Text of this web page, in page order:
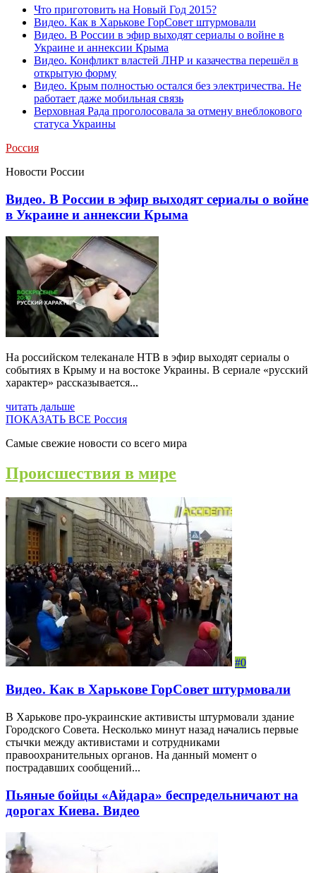
Что приготовить на Новый Год 2015?
Видео. Как в Харькове ГорСовет штурмовали
Видео. В России в эфир выходят сериалы о войне в
Украине и аннексии Крыма
Видео. Конфликт властей ЛНР и казачества перешёл в
открытую форму
Видео. Крым полностью остался без электричества. Не
работает даже мобильная связь
Верховная Рада проголосовала за отмену внеблокового
статуса Украины
Россия
Новости России
Видео. В России в эфир выходят сериалы о войне
в Украине и аннексии Крыма
На российском телеканале НТВ в эфир выходят сериалы о
событиях в Крыму и на востоке Украины. В сериале «русский
характер» рассказывается...
читать дальше
ПОКАЗАТЬ ВСЕ Россия
Самые свежие новости со всего мира
Происшествия в мире
#0
Видео. Как в Харькове ГорСовет штурмовали
В Харькове про-украинские активисты штурмовали здание
Городского Совета. Несколько минут назад начались первые
стычки между активистами и сотрудниками
правоохранительных органов. На данный момент о
пострадавших сообщений...
Пьяные бойцы «Айдара» беспредельничают на
дорогах Киева. Видео